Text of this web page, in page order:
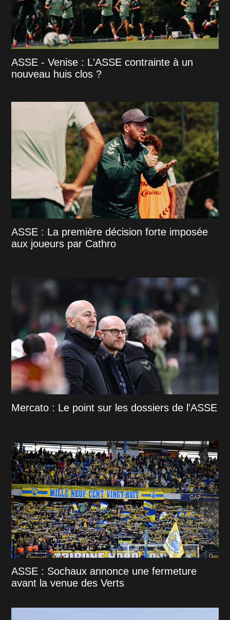
ASSE - Venise : L'ASSE contrainte à un
nouveau huis clos ?
ASSE : La première décision forte imposée
aux joueurs par Cathro
Mercato : Le point sur les dossiers de l'ASSE
ASSE : Sochaux annonce une fermeture
avant la venue des Verts